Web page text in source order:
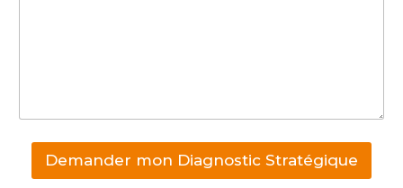
Demander mon Diagnostic Stratégique